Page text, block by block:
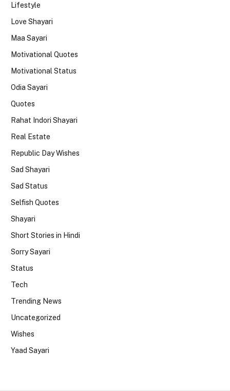
Lifestyle
Love Shayari
Maa Sayari
Motivational Quotes
Motivational Status
Odia Sayari
Quotes
Rahat Indori Shayari
Real Estate
Republic Day Wishes
Sad Shayari
Sad Status
Selfish Quotes
Shayari
Short Stories in Hindi
Sorry Sayari
Status
Tech
Trending News
Uncategorized
Wishes
Yaad Sayari